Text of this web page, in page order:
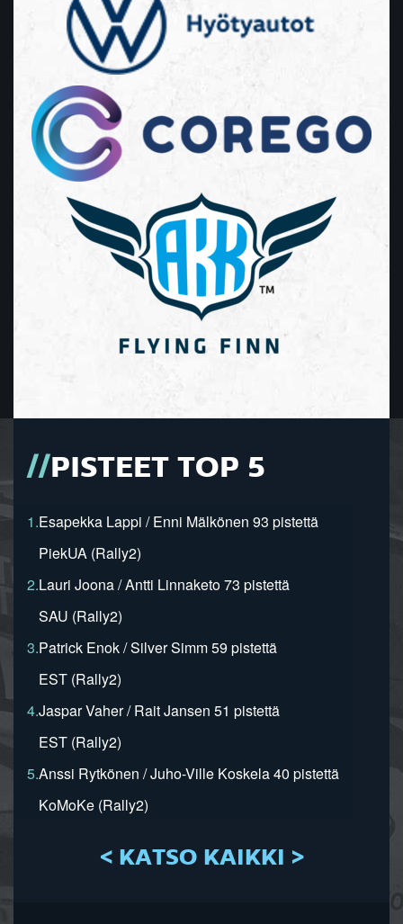
PISTEET TOP 5
1.Esapekka Lappi / Enni Mälkönen 93 pistettä
PiekUA (Rally2)
2.Lauri Joona / Antti Linnaketo 73 pistettä
SAU (Rally2)
3.Patrick Enok / Silver Simm 59 pistettä
EST (Rally2)
4.Jaspar Vaher / Rait Jansen 51 pistettä
EST (Rally2)
5.Anssi Rytkönen / Juho-Ville Koskela 40 pistettä
KoMoKe (Rally2)
< KATSO KAIKKI >